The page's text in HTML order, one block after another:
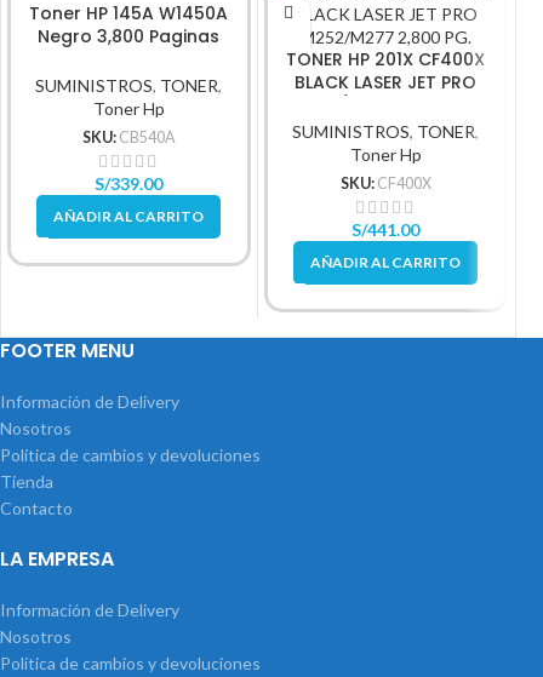
Toner HP 145A W1450A
Negro 3,800 Paginas
SUMINISTROS, TONER,
Toner Hp
SKU: CB540A
S/339.00
AÑADIR AL CARRITO
TONER HP 201X CF400X
BLACK LASER JET PRO
SUMINISTROS, TONER,
Toner Hp
SKU: CF400X
S/441.00
AÑADIR AL CARRITO
FOOTER MENU
Información de Delivery
Nosotros
Política de cambios y devoluciones
Tienda
Contacto
LA EMPRESA
Información de Delivery
Nosotros
Política de cambios y devoluciones